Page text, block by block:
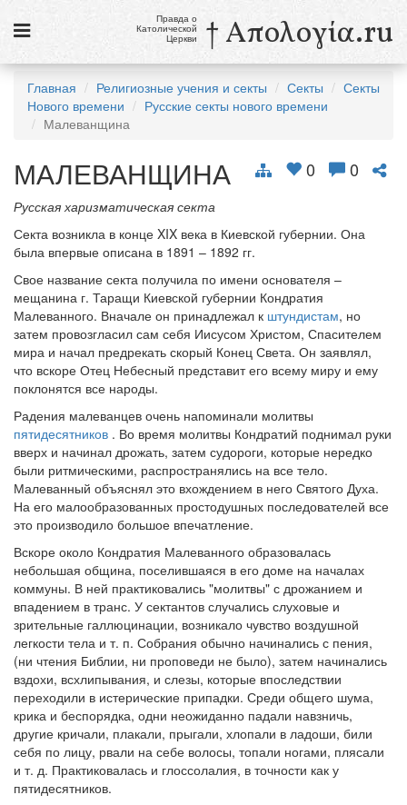
Новости
Галерея
Ссылки
Религиозные учения и секты, справочник
8 августа
Св. Доминик, священник
см. календарь
Обратная связь
mail@apologia.ru
Отправить сообщение
Вход
Правда о
Католической
Церкви † Απολογία.ru
Главная Религиозные учения и секты Секты
Секты
Нового времени
Русские секты нового времени
Малеванщина
0 0
МАЛЕВАНЩИНА
Русская харизматическая секта
Секта возникла в конце XIX века в Киевской губернии. Она
была впервые описана в 1891 – 1892 гг.
Свое название секта получила по имени основателя –
мещанина г. Таращи Киевской губернии Кондратия
Малеванного. Вначале он принадлежал к штундистам, но
затем провозгласил сам себя Иисусом Христом, Спасителем
мира и начал предрекать скорый Конец Света. Он заявлял,
что вскоре Отец Небесный представит его всему миру и ему
поклонятся все народы.
Радения малеванцев очень напоминали молитвы
пятидесятников . Во время молитвы Кондратий поднимал руки
вверх и начинал дрожать, затем судороги, которые нередко
были ритмическими, распространялись на все тело.
Малеванный объяснял это вхождением в него Святого Духа.
На его малообразованных простодушных последователей все
это производило большое впечатление.
Вскоре около Кондратия Малеванного образовалась
небольшая община, поселившаяся в его доме на началах
коммуны. В ней практиковались "молитвы" с дрожанием и
впадением в транс. У сектантов случались слуховые и
зрительные галлюцинации, возникало чувство воздушной
легкости тела и т. п. Собрания обычно начинались с пения,
(ни чтения Библии, ни проповеди не было), затем начинались
вздохи, всхлипывания, и слезы, которые впоследствии
переходили в истерические припадки. Среди общего шума,
крика и беспорядка, одни неожиданно падали навзничь,
другие кричали, плакали, прыгали, хлопали в ладоши, били
себя по лицу, рвали на себе волосы, топали ногами, плясали
и т. д. Практиковалась и глоссолалия, в точности как у
пятидесятников.